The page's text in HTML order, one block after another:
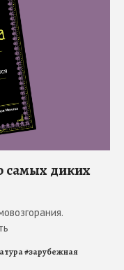
самых диких
#зарубежная